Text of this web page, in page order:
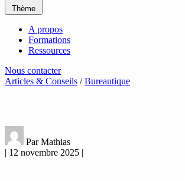
Thème
A propos
Formations
Ressources
Nous contacter
Articles & Conseils / Bureautique
Par Mathias
| 12 novembre 2025 |